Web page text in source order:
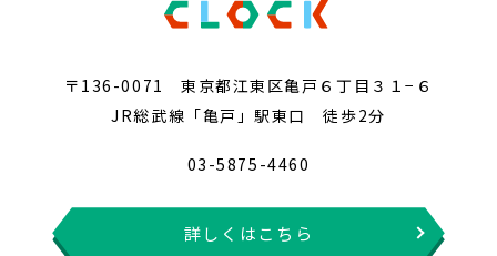
〒136-0071 東京都江東区亀戸６丁目３１−６
JR総武線「亀戸」駅東口 徒歩2分
03-5875-4460
詳しくはこちら